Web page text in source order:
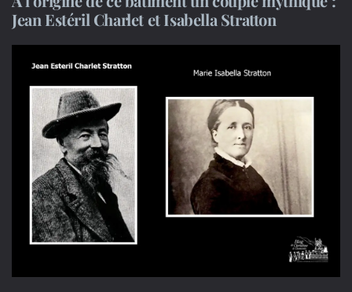
Jean Estéril Charlet et Isabella Stratton